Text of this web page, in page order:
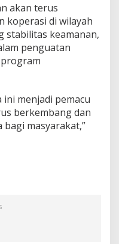
akan terus
koperasi di wilayah
stabilitas keamanan,
penguatan
ini menjadi pemacu
berkembang dan
masyarakat,”